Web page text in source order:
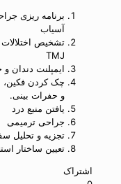
برنامه ریزی
آسیاب
تشخیص اختلالات
TMJ
ایمپلنت دندان
چک کردن فکین،
و حفرات بینی.
یافتن منبع درد
جراحی ترمیمی
تجزیه و تحلیل
تعیین ساختار
اشتراک